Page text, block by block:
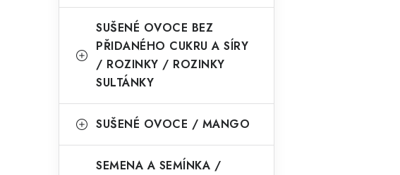
SUŠENÉ OVOCE BEZ
PŘIDANÉHO CUKRU A SÍRY
/ ROZINKY / ROZINKY
SULTÁNKY
SUŠENÉ OVOCE / MANGO
SEMENA A SEMÍNKA /